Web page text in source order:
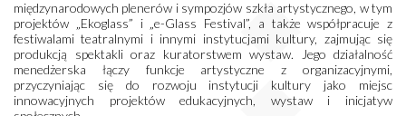
międzynarodowych plenerów i sympozjów szkła artystycznego, w tym
projektów „Ekoglass” i „e-Glass Festival”, a także współpracuje z
festiwalami teatralnymi i innymi instytucjami kultury, zajmując się
produkcją spektakli oraz kuratorstwem wystaw. Jego działalność
menedżerska łączy funkcje artystyczne z organizacyjnymi,
przyczyniając się do rozwoju instytucji kultury jako miejsc
innowacyjnych projektów edukacyjnych, wystaw i inicjatyw